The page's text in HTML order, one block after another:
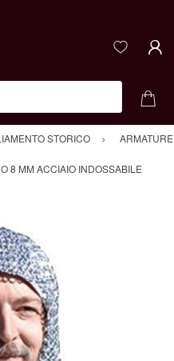
STORICO
ARMATURE
8 MM ACCIAIO INDOSSABILE